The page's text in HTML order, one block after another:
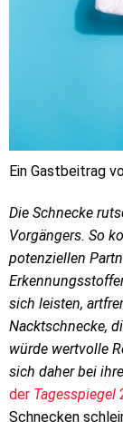
Ein Gastbeitrag
Die Schnecke
Vorgängers. So
potenziellen
sich leisten,
Nacktschnecke,
würde wertvolle
sich daher bei
der Tagesspiegel
Schnecken